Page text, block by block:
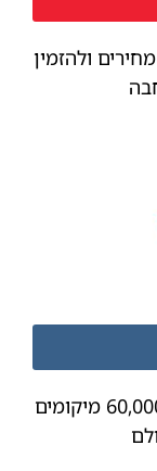
ולהזמין
פלטפורמה להשכרת רכבים ביותר מ-60,000 מיקומים